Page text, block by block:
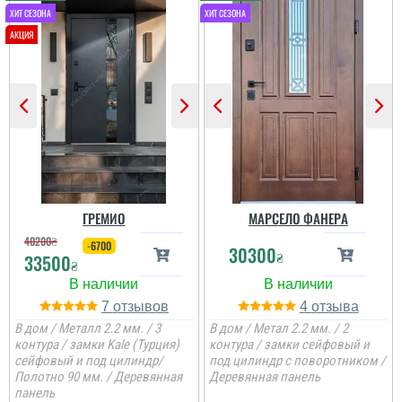
ГРЕМИО
40200₴
33500₴
-6700
7
В дом / Металл 2.2 мм. / 3
контура / замки Kale (Турция)
сейфовый и под цилиндр/
Полотно 90 мм. / Деревянная
панель
МАРСЕЛО ФАНЕРА
30300₴
4
В дом / Метал 2.2 мм. / 2
контура / замки сейфовый и
под цилиндр с поворотником /
Деревянная панель